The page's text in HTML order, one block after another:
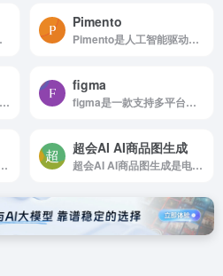
作工具
Pimento
Pimento是人工智能驱动的设计创意和视觉参考平台
轻壁纸是免费高清4K电脑壁纸分享站
figma
figma是一款支持多平台的UI/UX设计网站
查询网，为用户提供各种实用的查询与计算工具等。
超会AI AI商品图生成
超会AI AI商品图生成是电商卖家神器，AI一键生成电商模特，一键给模特换装，一键AI商品图，一键生成爆款商品文案！